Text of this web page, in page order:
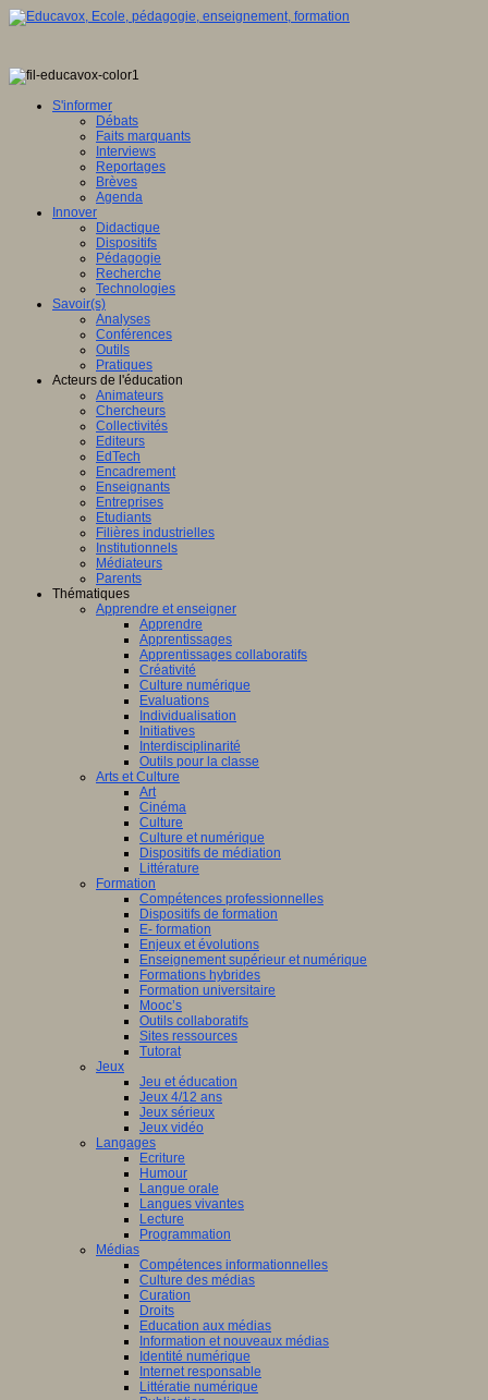
S'informer
Débats
Faits marquants
Interviews
Reportages
Brèves
Agenda
Innover
Didactique
Dispositifs
Pédagogie
Recherche
Technologies
Savoir(s)
Analyses
Conférences
Outils
Pratiques
Acteurs de l'éducation
Animateurs
Chercheurs
Collectivités
Editeurs
EdTech
Encadrement
Enseignants
Entreprises
Etudiants
Filières industrielles
Institutionnels
Médiateurs
Parents
Thématiques
Apprendre et enseigner
Apprendre
Apprentissages
Apprentissages collaboratifs
Créativité
Culture numérique
Evaluations
Individualisation
Initiatives
Interdisciplinarité
Outils pour la classe
Arts et Culture
Art
Cinéma
Culture
Culture et numérique
Dispositifs de médiation
Littérature
Formation
Compétences professionnelles
Dispositifs de formation
E- formation
Enjeux et évolutions
Enseignement supérieur et numérique
Formations hybrides
Formation universitaire
Mooc’s
Outils collaboratifs
Sites ressources
Tutorat
Jeux
Jeu et éducation
Jeux 4/12 ans
Jeux sérieux
Jeux vidéo
Langages
Ecriture
Humour
Langue orale
Langues vivantes
Lecture
Programmation
Médias
Compétences informationnelles
Culture des médias
Curation
Droits
Education aux médias
Information et nouveaux médias
Identité numérique
Internet responsable
Littératie numérique